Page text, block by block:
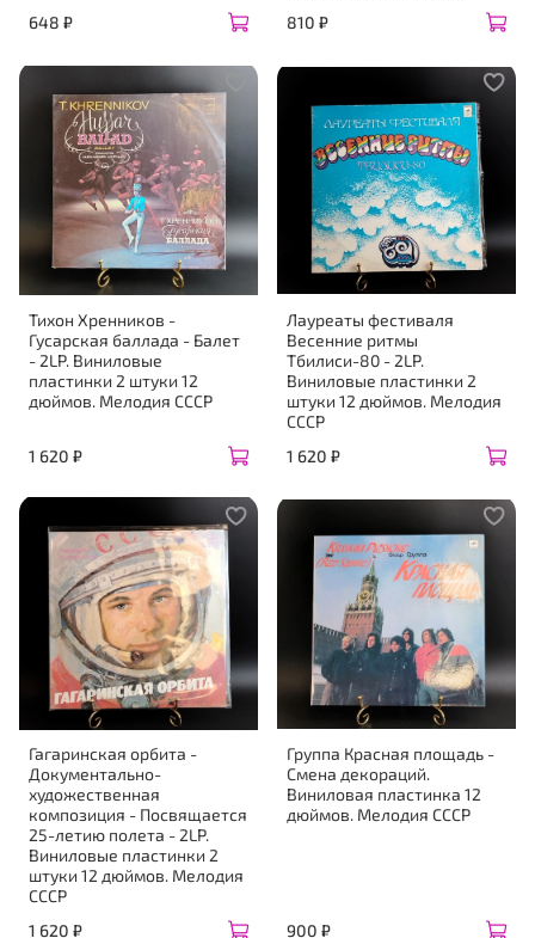
648 ₽
810 ₽
Тихон Хренников -
Гусарская баллада - Балет
- 2LP. Виниловые
пластинки 2 штуки 12
дюймов. Мелодия СССР
1 620 ₽
Лауреаты фестиваля
Весенние ритмы
Тбилиси-80 - 2LP.
Виниловые пластинки 2
штуки 12 дюймов. Мелодия
СССР
1 620 ₽
Гагаринская орбита -
Документально-
художественная
композиция - Посвящается
25-летию полета - 2LP.
Виниловые пластинки 2
штуки 12 дюймов. Мелодия
СССР
1 620 ₽
Группа Красная площадь -
Смена декораций.
Виниловая пластинка 12
дюймов. Мелодия СССР
900 ₽